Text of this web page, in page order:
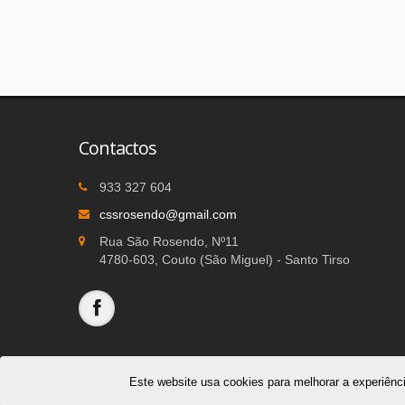
Contactos
933 327 604
cssrosendo@gmail.com
Rua São Rosendo, Nº11
4780-603, Couto (São Miguel) - Santo Tirso
Centro Social São Rosendo
Este website usa cookies para melhorar a